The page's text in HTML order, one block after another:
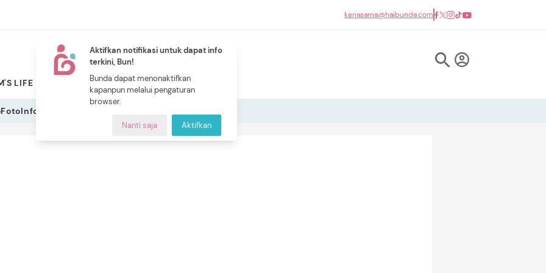
Aktifkan notifikasi untuk dapat info
terkini, Bun!
Bunda dapat menonaktifkan
kapanpun melalui pengaturan
browser.
Nanti saja Aktifkan
kerjasama@haibunda.com
LIFE PILIHAN BUNDA
NEW
CERITA BUNDA
FotoInfografis